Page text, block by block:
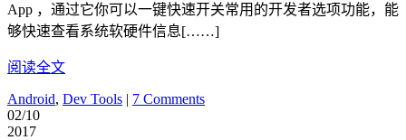
App ，通过它你可以一键快速开关常用的开发者选项功能，能
够快速查看系统软硬件信息[……]
阅读全文
Android, Dev Tools | 7 Comments
02/10
2017